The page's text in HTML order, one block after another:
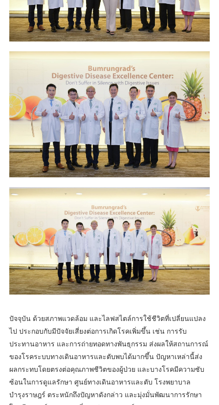
ปัจจุบัน ด้วยสภาพแวดล้อม และไลฟสไตล์การใช้ชีวิตที่เปลี่ยนแปลง
ไป ประกอบกับมีปัจจัยเสี่ยงต่อการเกิดโรคเพิ่มขึ้น เช่น การรับ
ประทานอาหาร และการถ่ายทอดทางพันธุกรรม ส่งผลให้สถานการณ์
ของโรคระบบทางเดินอาหารและตับพบได้มากขึ้น ปัญหาเหล่านี้ส่ง
ผลกระทบโดยตรงต่อคุณภาพชีวิตของผู้ป่วย และบางโรคมีความซับ
ซ้อนในการดูแลรักษา ศูนย์ทางเดินอาหารและตับ โรงพยาบาล
บำรุงราษฎร์ ตระหนักถึงปัญหาดังกล่าว และมุ่งมั่นพัฒนาการรักษา